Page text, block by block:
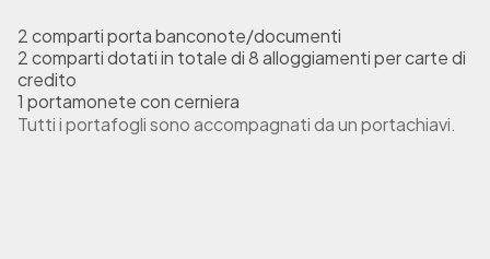
i
o
G
r
a
2 comparti porta banconote/documenti
2 comparti dotati in totale di 8 alloggiamenti per carte di
credito
1 portamonete con cerniera
Tutti i portafogli sono accompagnati da un portachiavi.